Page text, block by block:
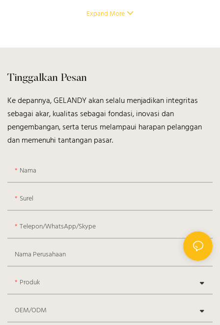
Expand More
Tinggalkan Pesan
Ke depannya, GELANDY akan selalu menjadikan integritas
sebagai akar, kualitas sebagai fondasi, inovasi dan
pengembangan, serta terus melampaui harapan pelanggan
dan memenuhi tantangan pasar.
Nama
Surel
Telepon/WhatsApp/Skype
Nama Perusahaan
Produk
OEM/ODM